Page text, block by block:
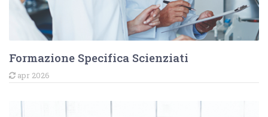
Formazione Specifica Scienziati
apr 2026